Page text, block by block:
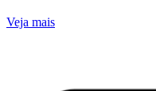
Veja mais